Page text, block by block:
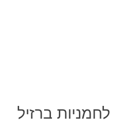
לחמניות ברזיל